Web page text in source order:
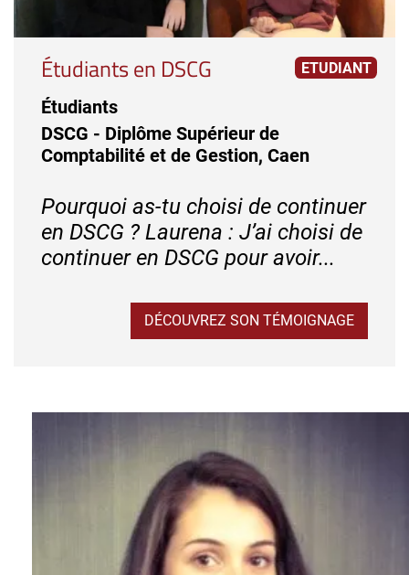
Étudiants en DSCG ETUDIANT
Étudiants
DSCG - Diplôme Supérieur de
Comptabilité et de Gestion, Caen
Pourquoi as-tu choisi de continuer
en DSCG ? Laurena : J’ai choisi de
continuer en DSCG pour avoir...
DÉCOUVREZ SON TÉMOIGNAGE